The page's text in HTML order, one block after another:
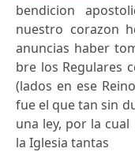
bendicion
nuestro corazon
anuncias haber
bre los Regulares
(lados en ese
fue el que tan sin
una ley, por la
la Iglesia tantas